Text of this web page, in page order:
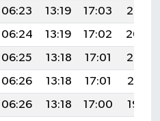
06:23 13:19 17:03
20:05
06:24 13:19 17:02
20:04
06:25 13:18 17:01
20:02
06:26 13:18 17:01
20:01
06:26 13:18 17:00
19:59